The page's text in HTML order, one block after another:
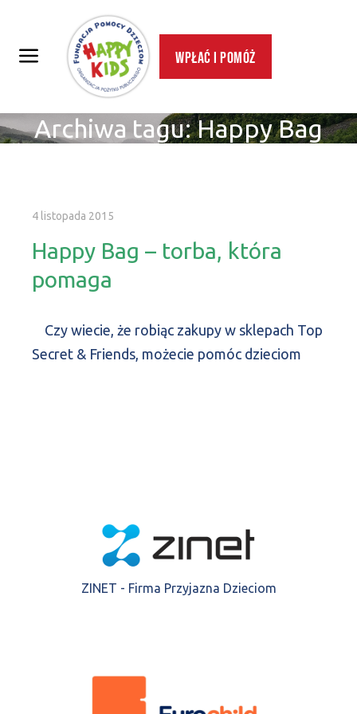
Wpłać i pomóż
Archiwa tagu:Happy Bag
4 listopada 2015
Happy Bag – torba, która
pomaga
Czy wiecie, że robiąc zakupy w sklepach Top
Secret & Friends, możecie pomóc dzieciom
ZINET - Firma Przyjazna Dzieciom